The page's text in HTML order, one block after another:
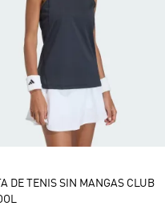
DE TENIS SIN MANGAS CLUB